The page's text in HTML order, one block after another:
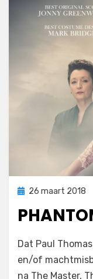
Geplaatst
26 maart 2018
door Filmofiel.nl
Laat een reactie
Dat Paul
en/of
na The Master,